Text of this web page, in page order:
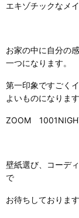
エキゾチックなメ
お家の中に自分の
一つになります。
第一印象ですごく
よいものになります
ZOOM
壁紙選び、コーデ
で
お待ちしております